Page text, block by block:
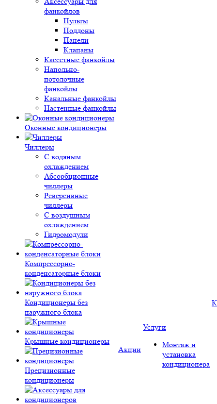
фанкойлов
Пульты
Поддоны
Панели
Клапаны
Кассетные фанкойлы
Напольно-
потолочные
фанкойлы
Канальные фанкойлы
Настенные фанкойлы
Оконные кондиционеры
Чиллеры
С водяным
охлаждением
Абсорбционные
чиллеры
Реверсивные
чиллеры
С воздушным
охлаждением
Гидромодули
Компрессорно-
конденсаторные блоки
Кондиционеры без
наружного блока
Крышные кондиционеры
Прецизионные
кондиционеры
Акции
Услуги
Монтаж и
установка
кондиционера